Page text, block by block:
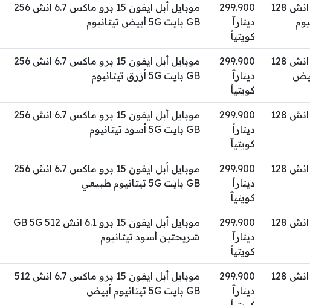
موبايل أبل ايفون 15 برو 6.1 انش 128
299.900
ديناراََ
كويتياََ
موبايل أبل ايفون 15 برو ماكس 6.7 انش 256
GB بايت 5G أبيض تيتانيوم
موبايل أبل ايفون 15 برو 6.1 انش 128
299.900
ديناراََ
كويتياََ
موبايل أبل ايفون 15 برو ماكس 6.7 انش 256
GB بايت 5G أزرق تيتانيوم
موبايل أبل ايفون 15 برو 6.1 انش 128
299.900
ديناراََ
كويتياََ
موبايل أبل ايفون 15 برو ماكس 6.7 انش 256
GB بايت 5G أسود تيتانيوم
موبايل أبل ايفون 15 برو 6.1 انش 128
299.900
ديناراََ
كويتياََ
موبايل أبل ايفون 15 برو ماكس 6.7 انش 256
GB بايت 5G تيتانيوم طبيعي
موبايل أبل ايفون 15 برو 6.1 انش 128
299.900
ديناراََ
كويتياََ
موبايل أبل ايفون 15 برو 6.1 انش 512 GB 5G
شريحتين أسود تيتانيوم
موبايل أبل ايفون 15 برو 6.1 انش 128
299.900
ديناراََ
موبايل أبل ايفون 15 برو ماكس 6.7 انش 512
GB بايت 5G تيتانيوم أبيض